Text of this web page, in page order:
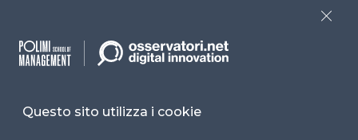
Facebook LinkedIn
Questo sito utilizza i cookie